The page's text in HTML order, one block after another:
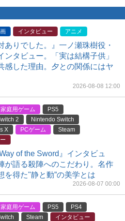
インタビュー アニメ
ありでした。』一ノ瀬珠樹役・
ンタビュー。「実は結構子供」
感した理由。夕との関係にはヤ
2026-08-08 12:00
家庭用ゲーム
PS5
2
Nintendo Switch
X
PCゲーム
Steam
of the Sword』インタビュ
が語る殺陣へのこだわり。名作
を得た"静と動”の美学とは
2026-08-07 00:00
家庭用ゲーム PS5
PS4
Steam インタビュー